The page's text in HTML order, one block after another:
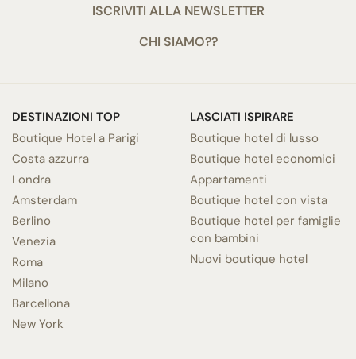
ISCRIVITI ALLA NEWSLETTER
CHI SIAMO??
DESTINAZIONI TOP
Boutique Hotel a Parigi
Costa azzurra
Londra
Amsterdam
Berlino
Venezia
Roma
Milano
Barcellona
New York
LASCIATI ISPIRARE
Boutique hotel di lusso
Boutique hotel economici
Appartamenti
Boutique hotel con vista
Boutique hotel per famiglie
con bambini
Nuovi boutique hotel